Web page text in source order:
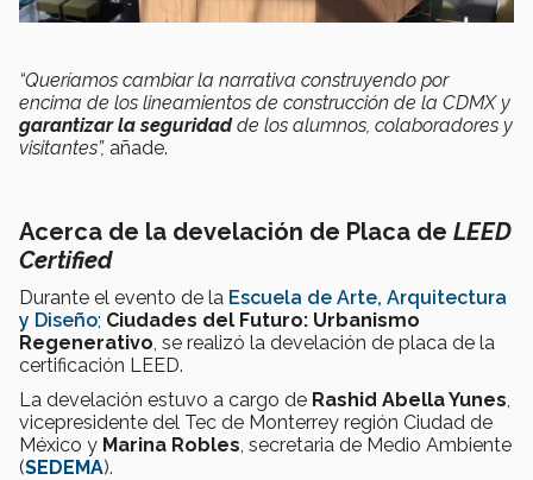
“Queríamos cambiar la narrativa construyendo por
encima de los lineamientos de construcción de la CDMX y
garantizar la seguridadde los alumnos, colaboradores y
visitantes”, añade.
Acerca de la develación de Placa de LEED
Certified
Durante el evento de la Escuela de Arte, Arquitectura
y Diseño; Ciudades del Futuro: Urbanismo
Regenerativo, se realizó la develación de placa de la
certificación LEED.
La develación estuvo a cargo de Rashid Abella Yunes,
vicepresidente del Tec de Monterrey región Ciudad de
México y Marina Robles, secretaria de Medio Ambiente
(SEDEMA).